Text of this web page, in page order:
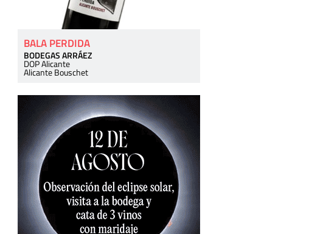
BALA PERDIDA
BODEGAS ARRÁEZ
DOP Alicante
Alicante Bouschet